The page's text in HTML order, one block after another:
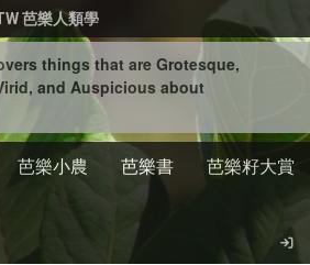
芭樂人類學
things that are Grotesque,
and Auspicious about
芭樂小農 芭樂書
芭樂籽大賞